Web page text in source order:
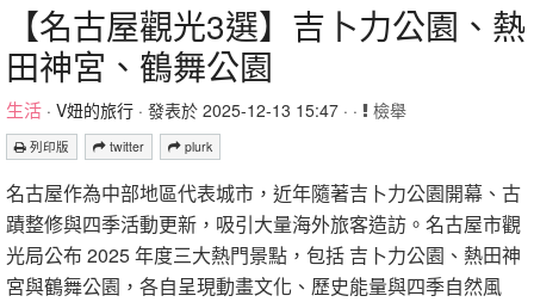
【名古屋觀光3選】吉卜力公園、熱
田神宮、鶴舞公園
生活 · V妞的旅行 · 發表於 2025-12-13 15:47 · · 檢舉
列印版 twitter plurk
名古屋作為中部地區代表城市，近年隨著吉卜力公園開幕、古
蹟整修與四季活動更新，吸引大量海外旅客造訪。名古屋市觀
光局公布 2025 年度三大熱門景點，包括 吉卜力公園、熱田神
宮與鶴舞公園，各自呈現動畫文化、歷史能量與四季自然風